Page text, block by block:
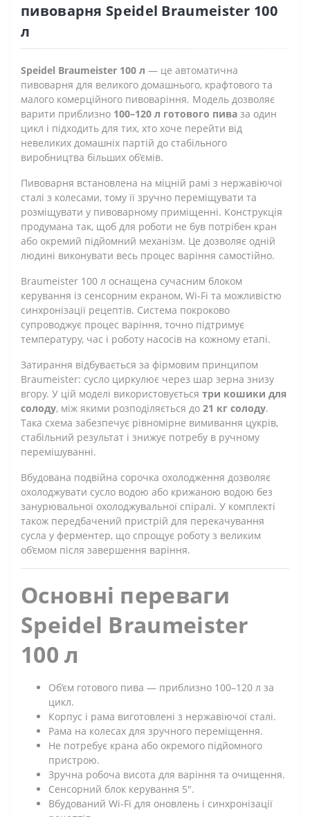
пивоварня Speidel Braumeister 100
л
Speidel Braumeister 100 л — це автоматична
пивоварня для великого домашнього, крафтового та
малого комерційного пивоваріння. Модель дозволяє
варити приблизно 100–120 л готового пива за один
цикл і підходить для тих, хто хоче перейти від
невеликих домашніх партій до стабільного
виробництва більших об’ємів.
Пивоварня встановлена на міцній рамі з нержавіючої
сталі з колесами, тому її зручно переміщувати та
розміщувати у пивоварному приміщенні. Конструкція
продумана так, щоб для роботи не був потрібен кран
або окремий підйомний механізм. Це дозволяє одній
людині виконувати весь процес варіння самостійно.
Braumeister 100 л оснащена сучасним блоком
керування із сенсорним екраном, Wi-Fi та можливістю
синхронізації рецептів. Система покроково
супроводжує процес варіння, точно підтримує
температуру, час і роботу насосів на кожному етапі.
Затирання відбувається за фірмовим принципом
Braumeister: сусло циркулює через шар зерна знизу
вгору. У цій моделі використовується три кошики для
солоду, між якими розподіляється до 21 кг солоду.
Така схема забезпечує рівномірне вимивання цукрів,
стабільний результат і знижує потребу в ручному
перемішуванні.
Вбудована подвійна сорочка охолодження дозволяє
охолоджувати сусло водою або крижаною водою без
занурювальної охолоджувальної спіралі. У комплекті
також передбачений пристрій для перекачування
сусла у ферментер, що спрощує роботу з великим
об’ємом після завершення варіння.
Основні переваги
Speidel Braumeister
100 л
Об’єм готового пива — приблизно 100–120 л за
цикл.
Корпус і рама виготовлені з нержавіючої сталі.
Рама на колесах для зручного переміщення.
Не потребує крана або окремого підйомного
пристрою.
Зручна робоча висота для варіння та очищення.
Сенсорний блок керування 5".
Вбудований Wi-Fi для оновлень і синхронізації